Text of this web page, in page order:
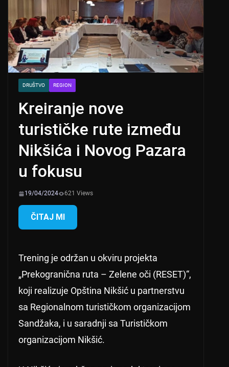
DRUŠTVO REGION
Kreiranje nove
turističke rute između
Nikšića i Novog Pazara
u fokusu
19/04/2024 621 Views
ČITAJ MI
Trening je održan u okviru projekta
„Prekogranična ruta – Zelene oči (RESET)“,
koji realizuje Opština Nikšić u partnerstvu
sa Regionalnom turističkom organizacijom
Sandžaka, i u saradnji sa Turističkom
organizacijom Nikšić.